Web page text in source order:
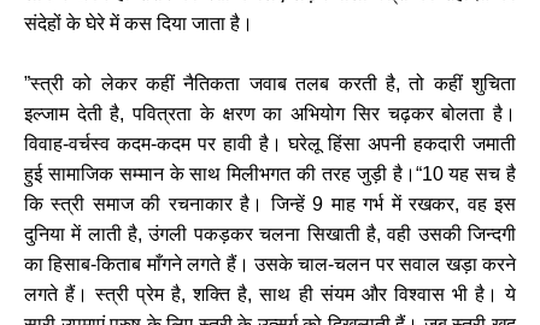
संदेहों के घेरे में कस दिया जाता है।
”स्त्री को लेकर कहीं नैतिकता जवाब तलब करती है, तो कहीं शुचिता
इल्जाम देती है, पवित्रता के क्षरण का अभियोग सिर चढ़कर बोलता है।
विवाह-वर्चस्व कदम-कदम पर हावी है। घरेलू हिंसा अपनी हकदारी जमाती
हुई सामाजिक सम्मान के साथ मिलीभगत की तरह जुड़ी है।“10 यह सच है
कि स्त्री समाज की रचनाकार है। जिन्हें 9 माह गर्भ में रखकर, वह इस
दुनिया में लाती है, उंगली पकड़कर चलना सिखाती है, वही उसकी जिन्दगी
का हिसाब-किताब माँगने लगते हैं। उसके चाल-चलन पर सवाल खड़ा करने
लगते हैं। स्त्री प्रेम है, शक्ति है, साथ ही संयम और विश्वास भी है। ये